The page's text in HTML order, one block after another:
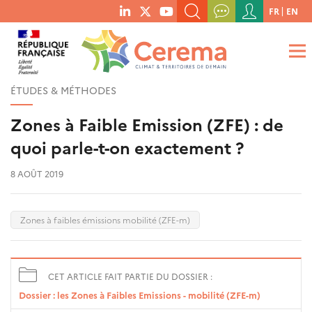
menu
social
links
RECHERCHER UN MOT-CLÉ, UNE PUBLICATION, ETC.
QUE RECHERCHEZ-VOUS ?
Menu
du
compte
de
FR EN
ÉTUDES & MÉTHODES
Zones à Faible Emission (ZFE) : de
quoi parle-t-on exactement ?
8 AOÛT 2019
Zones à faibles émissions mobilité (ZFE-m)
CET ARTICLE FAIT PARTIE DU DOSSIER :
Dossier : les Zones à Faibles Emissions - mobilité (ZFE-m)